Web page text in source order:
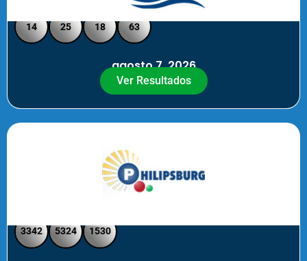
Loto Pool SXM Noche
14 25 18 63
agosto 7, 2026
Ver Resultados
3342 5324 1530